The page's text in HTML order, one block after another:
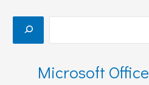
Microsoft Office